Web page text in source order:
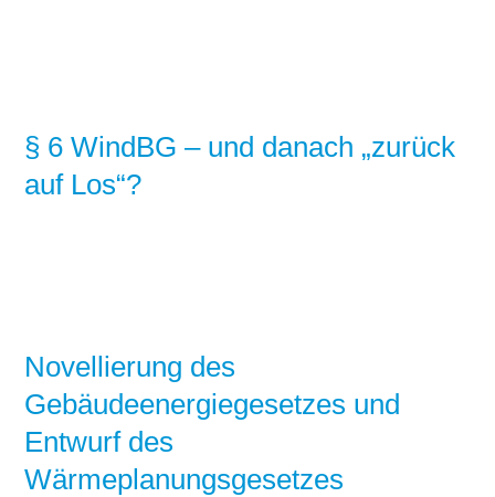
§ 6 WindBG – und danach „zurück
auf Los“?
Novellierung des
Gebäudeenergiegesetzes und
Entwurf des
Wärmeplanungsgesetzes